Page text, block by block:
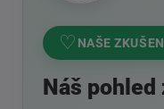
♡ NAŠE
Náš pohled